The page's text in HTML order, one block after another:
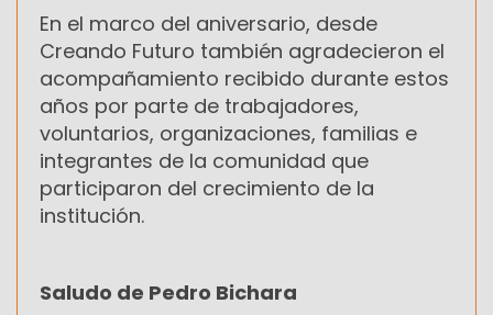
En el marco del aniversario, desde
Creando Futuro también agradecieron el
acompañamiento recibido durante estos
años por parte de trabajadores,
voluntarios, organizaciones, familias e
integrantes de la comunidad que
participaron del crecimiento de la
institución.
Saludo de Pedro Bichara